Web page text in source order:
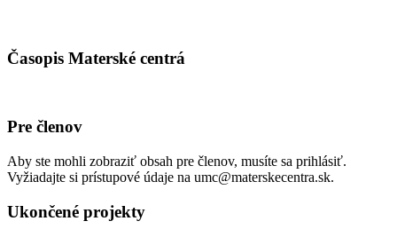
Časopis Materské centrá
Pre členov
Aby ste mohli zobraziť obsah pre členov, musíte sa prihlásiť.
Vyžiadajte si prístupové údaje na umc@materskecentra.sk.
Ukončené projekty